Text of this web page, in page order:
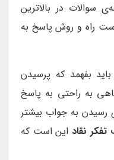
سوالات در بالاترین
راه و روش پاسخ به
بفهمد که پرسیدن
به راحتی به پاسخ
رسیدن به جواب بیشتر
تفکر نقاداین است که